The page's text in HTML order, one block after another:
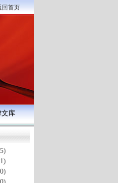
回首页
文库